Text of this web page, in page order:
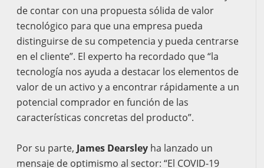
de contar con una propuesta sólida de valor
tecnológico para que una empresa pueda
distinguirse de su competencia y pueda centrarse
en el cliente”. El experto ha recordado que “la
tecnología nos ayuda a destacar los elementos de
valor de un activo y a encontrar rápidamente a un
potencial comprador en función de las
características concretas del producto”.
Por su parte,James Dearsley ha lanzado un
mensaje de optimismo al sector: “El COVID-19